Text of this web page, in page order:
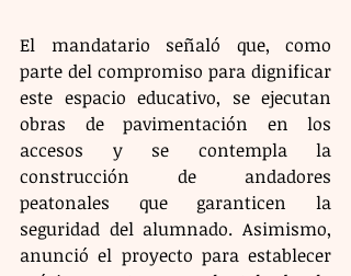
El mandatario señaló que, como
parte del compromiso para dignificar
este espacio educativo, se ejecutan
obras de pavimentación en los
accesos y se contempla la
construcción de andadores
peatonales que garanticen la
seguridad del alumnado. Asimismo,
anunció el proyecto para establecer